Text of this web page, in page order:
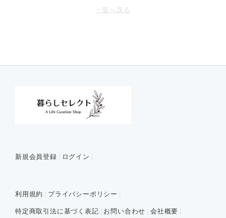
一覧へ戻る
新規会員登録 ログイン
利用規約 プライバシーポリシー
特定商取引法に基づく表記 お問い合わせ 会社概要